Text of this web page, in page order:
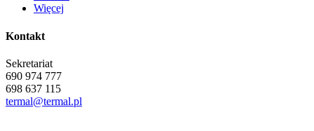
Więcej
Kontakt
Sekretariat
690 974 777
698 637 115
termal@termal.pl